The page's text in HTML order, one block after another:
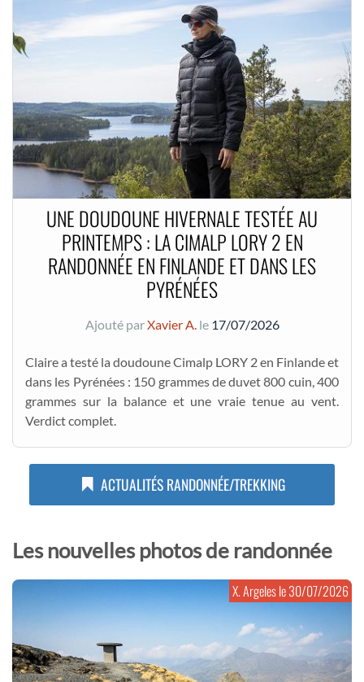
UNE DOUDOUNE HIVERNALE TESTÉE AU
PRINTEMPS : LA CIMALP LORY 2 EN
RANDONNÉE EN FINLANDE ET DANS LES
PYRÉNÉES
Ajouté parXavier A. le 17/07/2026
Claire a testé la doudoune Cimalp LORY 2 en Finlande et
dans les Pyrénées : 150 grammes de duvet 800 cuin, 400
grammes sur la balance et une vraie tenue au vent.
Verdict complet.
ACTUALITÉS RANDONNÉE/TREKKING
Les nouvelles photos de randonnée
X. Argeles le30/07/2026